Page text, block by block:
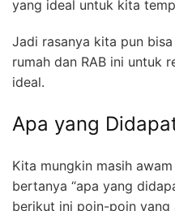
yang ideal untuk kita
Jadi rasanya kita pun
rumah dan RAB ini untuk
ideal.
Apa yang
Kita mungkin masih
bertanya “apa yang
berikut ini poin-poin